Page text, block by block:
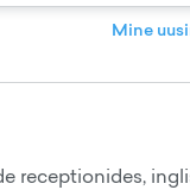
Mine
receptionides,